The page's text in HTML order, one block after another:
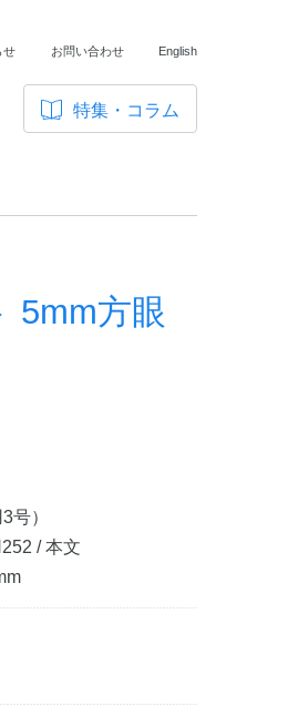
特集・コラム
アンケート
せ お問い合わせ English
5mm方眼
号）
/ 本文